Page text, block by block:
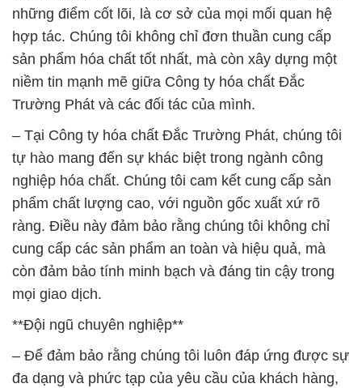
những điểm cốt lõi, là cơ sở của mọi mối quan hệ
hợp tác. Chúng tôi không chỉ đơn thuần cung cấp
sản phẩm hóa chất tốt nhất, mà còn xây dựng một
niềm tin mạnh mẽ giữa Công ty hóa chất Đắc
Trường Phát và các đối tác của mình.
– Tại Công ty hóa chất Đắc Trường Phát, chúng tôi
tự hào mang đến sự khác biệt trong ngành công
nghiệp hóa chất. Chúng tôi cam kết cung cấp sản
phẩm chất lượng cao, với nguồn gốc xuất xứ rõ
ràng. Điều này đảm bảo rằng chúng tôi không chỉ
cung cấp các sản phẩm an toàn và hiệu quả, mà
còn đảm bảo tính minh bạch và đáng tin cậy trong
mọi giao dịch.
**Đội ngũ chuyên nghiệp**
– Để đảm bảo rằng chúng tôi luôn đáp ứng được sự
đa dạng và phức tạp của yêu cầu của khách hàng,